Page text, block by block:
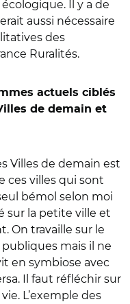
Il y a de
aussi nécessaire
des
Ruralités.
actuels ciblés
de demain et
Villes de demain est
ces villes qui sont
bémol selon moi
sur la petite ville et
On travaille sur le
mais il ne
en symbiose avec
Il faut réfléchir sur
L’exemple des